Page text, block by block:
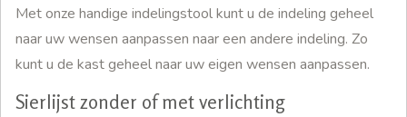
Met onze handige indelingstool kunt u de indeling geheel
naar uw wensen aanpassen naar een andere indeling. Zo
kunt u de kast geheel naar uw eigen wensen aanpassen.
Sierlijst zonder of met verlichting